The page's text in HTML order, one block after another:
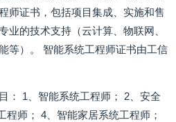
师证书，包括项目集成、实施和售
业的技术支持（云计算、物联网、
等）。 智能系统工程师证书由工信
： 1、智能系统工程师； 2、安全
程师； 4、智能家居系统工程师；